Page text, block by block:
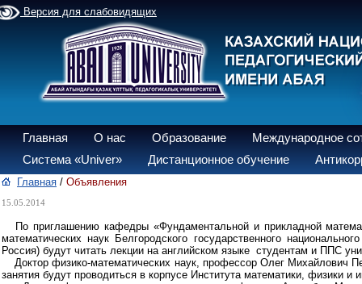
Версия для слабовидящих
Главная О нас Образование
Международное
Система «Univer»
Дистанционное обучение
Главная / Объявления
15.05.2014
По приглашению кафедры «Фундаментальной и прикладной
математических наук Белгородского государственного
Россия) будут читать лекции на английском языке студентам и ППС
Доктор физико-математических наук, профессор Олег Михайлович
занятия будут проводиться в корпусе Института математики, физики и